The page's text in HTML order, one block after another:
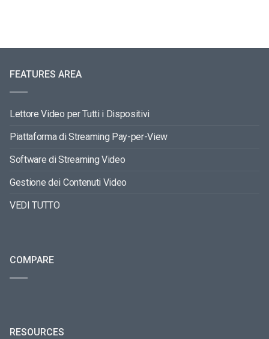
FEATURES AREA
Lettore Video per Tutti i Dispositivi
Piattaforma di Streaming Pay-per-View
Software di Streaming Video
Gestione dei Contenuti Video
VEDI TUTTO
COMPARE
RESOURCES